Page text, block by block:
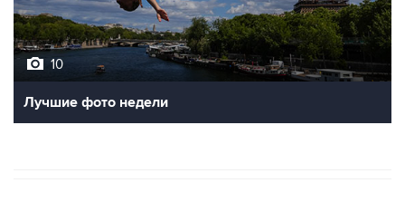
10
Лучшие фото недели